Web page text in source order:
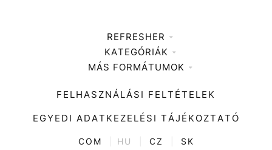
REFRESHER
Médiaajánlat
KATEGÓRIÁK
Zene
Divat
Kultúra
ENTR
MÁS FORMÁTUMOK
FELHASZNÁLÁSI FELTÉTELEK
EGYEDI ADATKEZELÉSI TÁJÉKOZTATÓ
COM HU CZ SK